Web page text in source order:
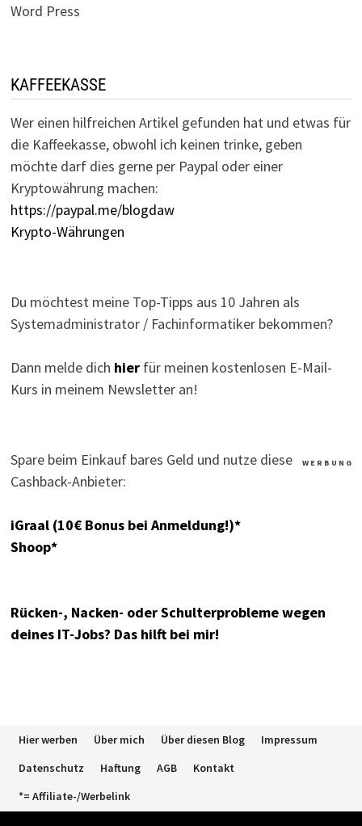
Word Press
KAFFEEKASSE
Wer einen hilfreichen Artikel gefunden hat und etwas für
die Kaffeekasse, obwohl ich keinen trinke, geben
möchte darf dies gerne per Paypal oder einer
Kryptowährung machen:
https://paypal.me/blogdaw
Krypto-Währungen
Du möchtest meine Top-Tipps aus 10 Jahren als
Systemadministrator / Fachinformatiker bekommen?
Dann melde dich hierfür meinen kostenlosen E-Mail-
Kurs in meinem Newsletter an!
W E R B U N G
Spare beim Einkauf bares Geld und nutze diese
Cashback-Anbieter:
iGraal (10€ Bonus bei Anmeldung!)*
Shoop*
Rücken-, Nacken- oder Schulterprobleme wegen
deines IT-Jobs? Das hilft bei mir!
Hier werben Über mich Über diesen Blog
Impressum
Datenschutz
Haftung AGB
Kontakt
*= Affiliate-/Werbelink